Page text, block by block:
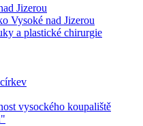
Jizerou
Vysoké nad Jizerou
a plastické chirurgie
vysockého koupaliště